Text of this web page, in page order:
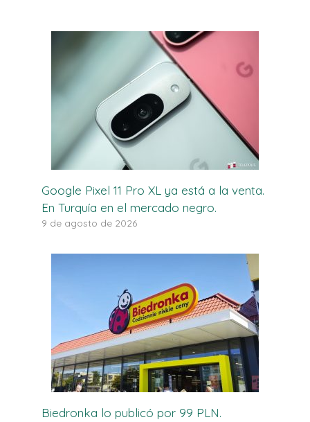
Google Pixel 11 Pro XL ya está a la venta.
En Turquía en el mercado negro.
9 de agosto de 2026
Biedronka lo publicó por 99 PLN.